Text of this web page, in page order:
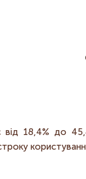
від 18,4% до